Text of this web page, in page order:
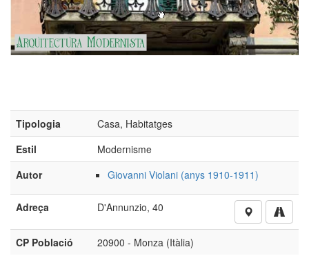
Tipologia
Casa, Habitatges
Estil
Modernisme
Autor
Giovanni Violani (anys 1910-1911)
Adreça D'Annunzio, 40
CP Població 20900 - Monza (Itàlia)